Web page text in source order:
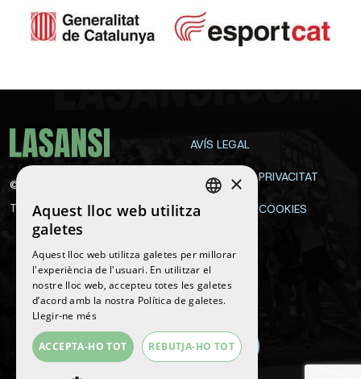
©
Tots els drets reservats
AVÍS LEGAL
POLÍTICA DE PRIVACITAT
POLÍTICA DE COOKIES
Segueix-nos
CATALAN
×
Aquest lloc web utilitza
galetes
Aquest lloc web utilitza galetes per millorar
l'experiència de l'usuari. En utilitzar el
nostre lloc web, accepteu totes les galetes
d’acord amb la nostra Política de galetes.
Llegir-ne més
ACCEPTA-HO TOT REBUTJA-HO TOT